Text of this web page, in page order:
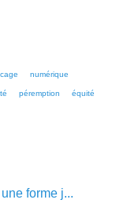
numérique
péremption équité
forme j...